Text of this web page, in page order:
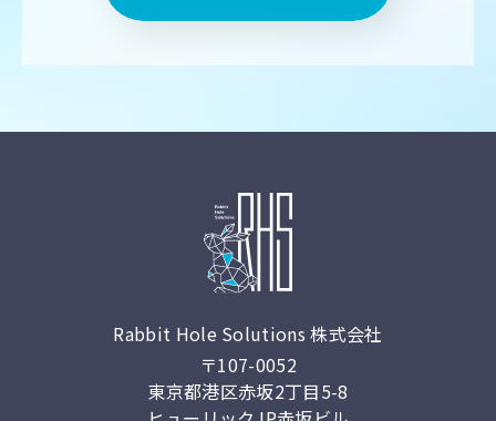
Rabbit Hole Solutions 株式会社
〒107-0052
東京都港区⾚坂2丁⽬5-8